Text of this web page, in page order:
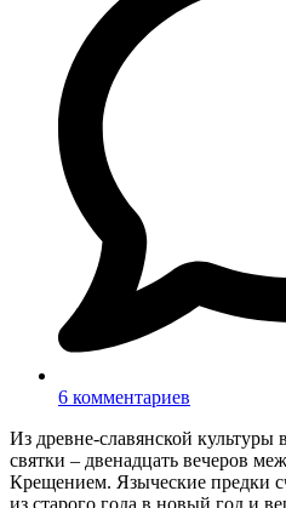
6 комментариев
Из древне-славянской
святки – двенадцать вечеров
Крещением. Языческие предки
из старого года в новый год и